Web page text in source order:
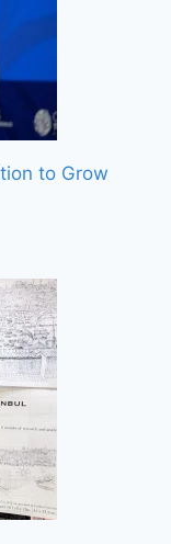
to Grow